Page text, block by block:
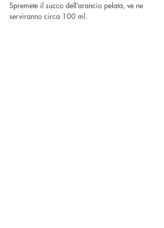
Spremete il succo dell’arancio pelata, ve ne
serviranno circa 100 ml.